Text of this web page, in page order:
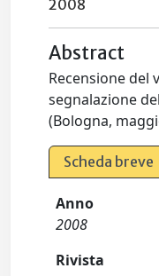
2008
Abstract
Recensione del
segnalazione
(Bologna,
Scheda breve
Anno
2008
Rivista